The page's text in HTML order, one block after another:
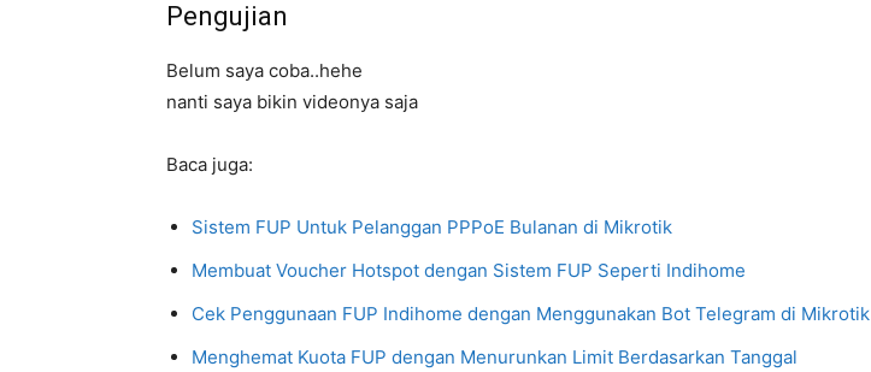
Pengujian
Belum saya coba..hehe
nanti saya bikin videonya saja
Baca juga:
Sistem FUP Untuk Pelanggan PPPoE Bulanan di Mikrotik
Membuat Voucher Hotspot dengan Sistem FUP Seperti Indihome
Cek Penggunaan FUP Indihome dengan Menggunakan Bot Telegram di Mikrotik
Menghemat Kuota FUP dengan Menurunkan Limit Berdasarkan Tanggal